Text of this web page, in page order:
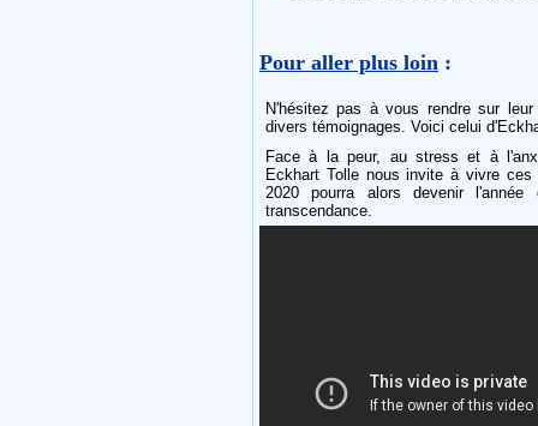
Pour aller plus loin :
N'hésitez pas à vous rendre sur
divers témoignages. Voici celui
Face à la peur, au stress et à
Eckhart Tolle nous invite à vivre
2020 pourra alors devenir
transcendance.